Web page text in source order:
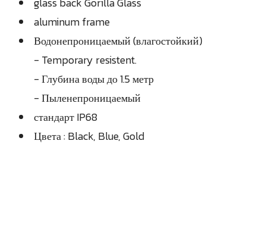
aluminum frame
Водонепроницаемый (влагостойкий)
- Temporary resistent.
- Глубина воды до 1.5 метр
- Пыленепроницаемый
стандарт IP68
Цвета : Black, Blue, Gold